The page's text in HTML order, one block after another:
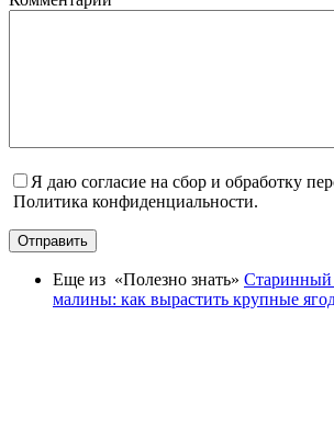
Я даю согласие на сбор и обработку
Политика конфиденциальности.
Отправить
Еще из «Полезно знать» Старинный
малины: как вырастить крупные